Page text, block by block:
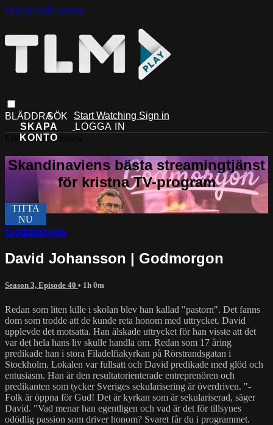
Skip to main content
Start Watching Sign in
Live stream preview
Godmorgon
David Johansson | Godmorgon
Season 3, Episode 40 • 1h 0m
Redan som liten kille i skolan blev han kallad "pastorn". Det fanns
dom som trodde att de kunde reta honom med uttrycket. David
upplevde det motsatta. Han älskade uttrycket för han visste att det
var det hela hans liv skulle handla om. Redan som 17 åring
predikade han i stora Filadelfiakyrkan på Rörstrandsgatan i
Stockholm. Lokalen var fullsatt och David predikade med glöd och
entusiasm. Han är den resultatorienterade entreprenören och
predikanten som tycker Sveriges sekularisering är överdriven. "-
Folk är öppna för Gud! Det är kyrkan som är sekulariserad, säger
David. "Vad menar han egentligen och vad är det för tillsynes
odödlig passion som driver honom? Svaret får du i programmet.